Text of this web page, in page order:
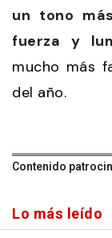
un tono
fuerza y
mucho más
del año.
Contenido
Lo más leído